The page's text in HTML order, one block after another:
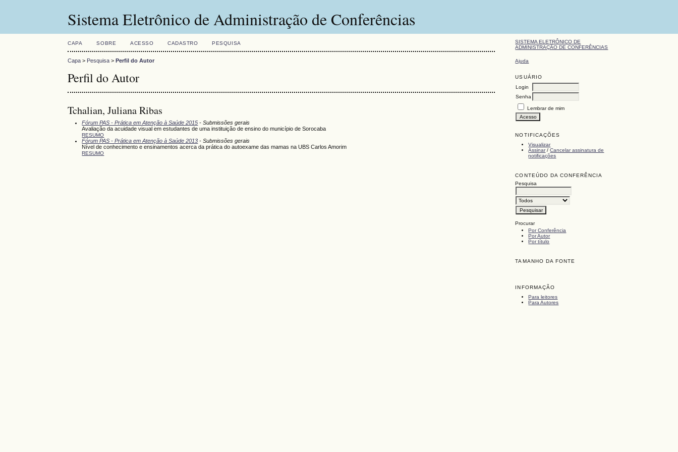
Sistema Eletrônico de Administração de Conferências
SISTEMA ELETRÔNICO DE
ADMINISTRAÇÃO DE CONFERÊNCIAS
Ajuda
USUÁRIO
Login
Senha
Lembrar de mim
NOTIFICAÇÕES
Visualizar
Assinar/Cancelar assinatura de
notificações
CONTEÚDO DA CONFERÊNCIA
Pesquisa
Procurar
Por Conferência
Por Autor
Por título
TAMANHO DA FONTE
INFORMAÇÃO
Para leitores
Para Autores
CAPA SOBRE ACESSO CADASTRO PESQUISA
Capa > Pesquisa >Perfil do Autor
Perfil do Autor
Tchalian, Juliana Ribas
Fórum PAS - Prática em Atenção à Saúde 2015 - Submissões gerais
Avaliação da acuidade visual em estudantes de uma instituição de ensino do município de Sorocaba
RESUMO
Fórum PAS - Prática em Atenção à Saúde 2013 - Submissões gerais
Nível de conhecimento e ensinamentos acerca da prática do autoexame das mamas na UBS Carlos Amorim
RESUMO